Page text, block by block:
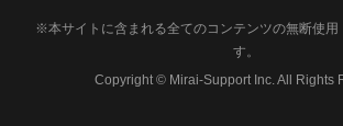
※本サイトに含まれる全てのコンテンツの無断使用
す。
Copyright © Mirai-Support Inc. All Rights